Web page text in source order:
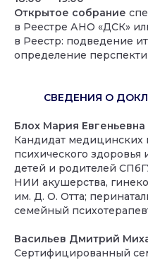
Открытое собрание
в Реестре АНО «ДСК»
в Реестр: подведение
определение
СВЕДЕНИЯ О
Блох Мария Евгеньевна
Кандидат медицинских
психического
детей и родителей
НИИ акушерства,
им. Д. О. Отта;
семейный
Васильев Дмитрий
Сертифицированный